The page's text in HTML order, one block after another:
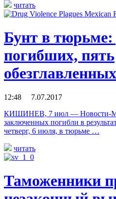
читать
Бунт в тюрьме:
погибших, пять
обезглавленных
12:48 7.07.2017
КИШИНЕВ, 7 июл — Новости-
заключенных погибли в
четверг, 6 июля, в тюрьме …
читать
Таможенники